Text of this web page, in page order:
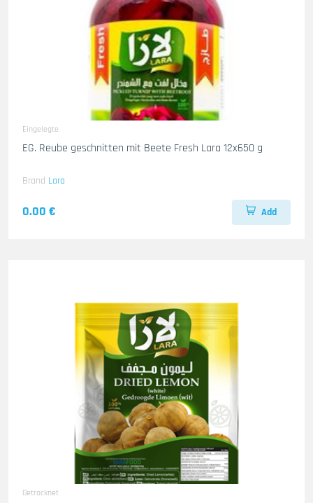
Eingelegte
EG. Reube geschnitten mit Beete Fresh Lara 12x650 g
Brand Lara
0.00 € Add
Getrocknet